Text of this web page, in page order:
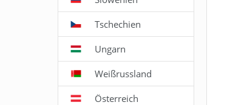
Tschechien
Ungarn
Weißrussland
Österreich